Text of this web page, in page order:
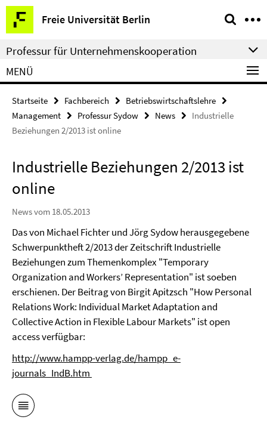
Springe
direkt
zu
Inhalt
Freie Universität Berlin
Service-
Navigation
Professur für Unternehmenskooperation
MENÜ
Startseite Fachbereich
Betriebswirtschaftslehre
Management
Professur Sydow News
Industrielle
Beziehungen 2/2013 ist online
Industrielle Beziehungen 2/2013 ist
online
News vom 18.05.2013
Das von Michael Fichter und Jörg Sydow herausgegebene
Schwerpunktheft 2/2013 der Zeitschrift Industrielle
Beziehungen zum Themenkomplex "Temporary
Organization and Workers’ Representation" ist soeben
erschienen. Der Beitrag von Birgit Apitzsch "How Personal
Relations Work: Individual Market Adaptation and
Collective Action in Flexible Labour Markets" ist open
access verfügbar:
http://www.hampp-verlag.de/hampp_e-
journals_IndB.htm